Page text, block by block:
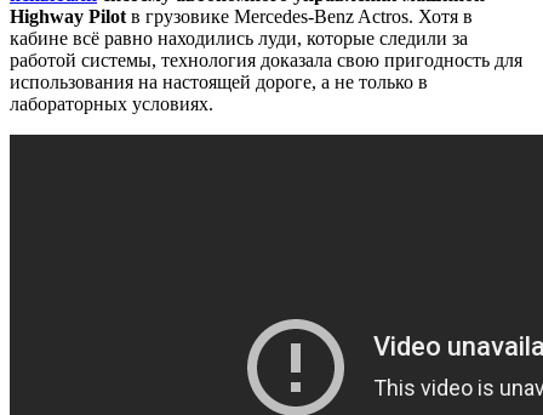
Highway Pilotв грузовике Mercedes-Benz Actros. Хотя в
кабине всё равно находились луди, которые следили за
работой системы, технология доказала свою пригодность для
использования на настоящей дороге, а не только в
лабораторных условиях.